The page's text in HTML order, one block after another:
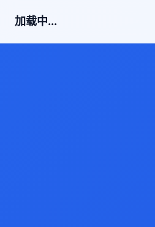
加载中...